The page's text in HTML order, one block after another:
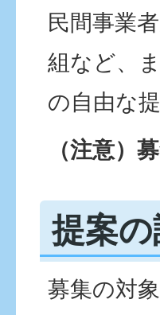
民間事業
組など、
の自由な
（注意）
提案
募集の対